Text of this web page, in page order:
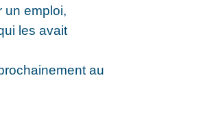
un emploi,
les avait
au